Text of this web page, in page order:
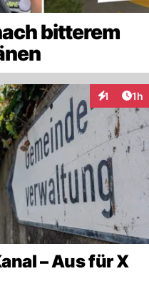
bitterem
1 1h
– Aus für X